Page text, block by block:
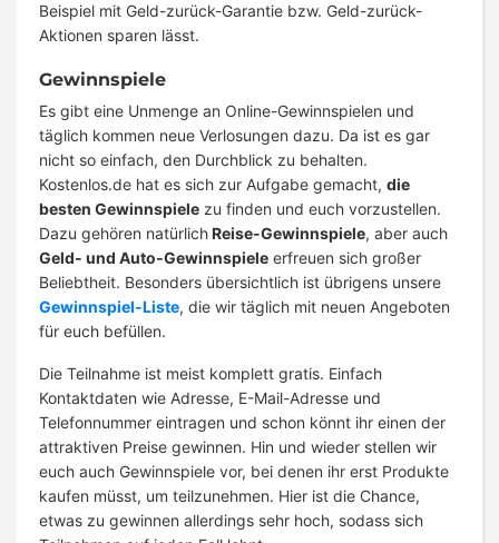
Beispiel mit Geld-zurück-Garantie bzw. Geld-zurück-
Aktionen sparen lässt.
Gewinnspiele
Es gibt eine Unmenge an Online-Gewinnspielen und
täglich kommen neue Verlosungen dazu. Da ist es gar
nicht so einfach, den Durchblick zu behalten.
Kostenlos.de hat es sich zur Aufgabe gemacht, die
besten Gewinnspiele zu finden und euch vorzustellen.
Dazu gehören natürlichReise-Gewinnspiele, aber auch
Geld- und Auto-Gewinnspiele erfreuen sich großer
Beliebtheit. Besonders übersichtlich ist übrigens unsere
Gewinnspiel-Liste, die wir täglich mit neuen Angeboten
für euch befüllen.
Die Teilnahme ist meist komplett gratis. Einfach
Kontaktdaten wie Adresse, E-Mail-Adresse und
Telefonnummer eintragen und schon könnt ihr einen der
attraktiven Preise gewinnen. Hin und wieder stellen wir
euch auch Gewinnspiele vor, bei denen ihr erst Produkte
kaufen müsst, um teilzunehmen. Hier ist die Chance,
etwas zu gewinnen allerdings sehr hoch, sodass sich